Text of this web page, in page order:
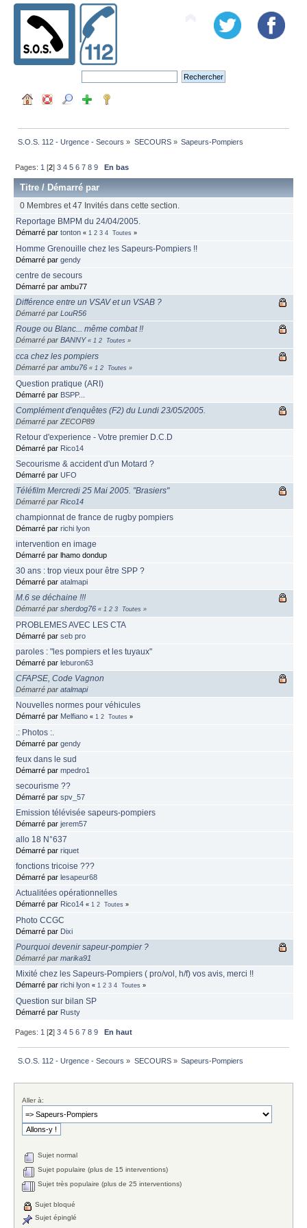
S.O.S. 112 - Urgence - Secours » SECOURS» Sapeurs-Pompiers
Pages: 1 [2]3 4 5 6 7 8 9 En bas
Titre /Démarré par
0 Membres et 47 Invités dans cette section.
Reportage BMPM du 24/04/2005.
Démarré par tonton « 1 2 3 4 Toutes »
Homme Grenouille chez les Sapeurs-Pompiers !!
Démarré par gendy
centre de secours
Démarré par ambu77
Différence entre un VSAV et un VSAB ?
Démarré par LouR56
Rouge ou Blanc... même combat !!
Démarré par BANNY « 1 2 Toutes »
cca chez les pompiers
Démarré par ambu76 « 1 2 Toutes »
Question pratique (ARI)
Démarré par BSPP...
Complément d'enquêtes (F2) du Lundi 23/05/2005.
Démarré par ZECOP89
Retour d'experience - Votre premier D.C.D
Démarré par Rico14
Secourisme & accident d'un Motard ?
Démarré par UFO
Téléfilm Mercredi 25 Mai 2005. "Brasiers"
Démarré par Rico14
championnat de france de rugby pompiers
Démarré par richi lyon
intervention en image
Démarré par lhamo dondup
30 ans : trop vieux pour être SPP ?
Démarré par atalmapi
M.6 se déchaine !!!
Démarré par sherdog76 « 1 2 3 Toutes »
PROBLEMES AVEC LES CTA
Démarré par seb pro
paroles : "les pompiers et les tuyaux"
Démarré par leburon63
CFAPSE, Code Vagnon
Démarré par atalmapi
Nouvelles normes pour véhicules
Démarré par Melfiano « 1 2 Toutes »
.: Photos :.
Démarré par gendy
feux dans le sud
Démarré par mpedro1
secourisme ??
Démarré par spv_57
Emission télévisée sapeurs-pompiers
Démarré par jerem57
allo 18 N°637
Démarré par riquet
fonctions tricoise ???
Démarré par lesapeur68
Actualitées opérationnelles
Démarré par Rico14 « 1 2 Toutes »
Photo CCGC
Démarré par Dixi
Pourquoi devenir sapeur-pompier ?
Démarré par marika91
Mixité chez les Sapeurs-Pompiers ( pro/vol, h/f) vos avis, merci !!
Démarré par richi lyon « 1 2 3 4 Toutes »
Question sur bilan SP
Démarré par Rusty
Pages: 1 [2]3 4 5 6 7 8 9 En haut
S.O.S. 112 - Urgence - Secours » SECOURS» Sapeurs-Pompiers
Aller à:
Sujet normal
Sujet populaire (plus de 15 interventions)
Sujet très populaire (plus de 25 interventions)
Sujet bloqué
Sujet épinglé